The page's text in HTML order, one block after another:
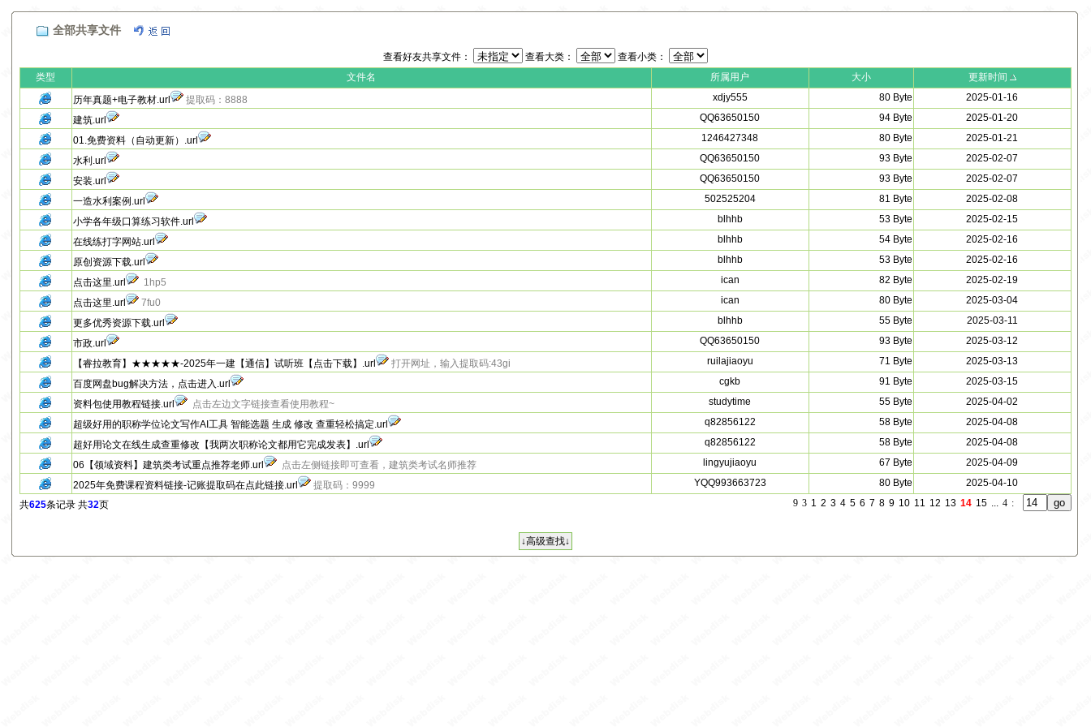
全部共享文件
查看好友共享文件： 查看大类：
查看小类：
类型
文件名 所属用户 大小
更新时间
历年真题+电子教材.url
提取码：8888 xdjy555 80 Byte
2025-01-16
建筑.url
QQ63650150 94 Byte
2025-01-20
01.免费资料（自动更新）.url
1246427348 80 Byte
2025-01-21
水利.url
QQ63650150 93 Byte
2025-02-07
安装.url
QQ63650150 93 Byte
2025-02-07
一造水利案例.url
502525204 81 Byte
2025-02-08
小学各年级口算练习软件.url
blhhb 53 Byte
2025-02-15
在线练打字网站.url
blhhb 54 Byte
2025-02-16
原创资源下载.url
blhhb 53 Byte
2025-02-16
点击这里.url
1hp5 ican 82 Byte
2025-02-19
点击这里.url
7fu0 ican 80 Byte
2025-03-04
更多优秀资源下载.url
blhhb 55 Byte
2025-03-11
市政.url
QQ63650150 93 Byte
2025-03-12
【睿拉教育】★★★★★-2025年一建【通信】试听班【点击下载】.url
打开网址，输入提取码:43gi ruilajiaoyu 71 Byte
2025-03-13
百度网盘bug解决方法，点击进入.url
cgkb 91 Byte
2025-03-15
资料包使用教程链接.url
点击左边文字链接查看使用教程~ studytime 55 Byte
2025-04-02
超级好用的职称学位论文写作AI工具 智能选题 生成 修改 查重轻松搞定.url
q82856122 58 Byte
2025-04-08
超好用论文在线生成查重修改【我两次职称论文都用它完成发表】.url
q82856122 58 Byte
2025-04-08
06【领域资料】建筑类考试重点推荐老师.url
点击左侧链接即可查看，建筑类考试名师推荐 lingyujiaoyu 67 Byte
2025-04-09
2025年免费课程资料链接-记账提取码在点此链接.url
提取码：9999 YQQ993663723 80 Byte
2025-04-10
共625条记录 共32页 9 3 1 2 3 4 5 6 7 8 9 10 11 12 13 14 15 ... 4 :